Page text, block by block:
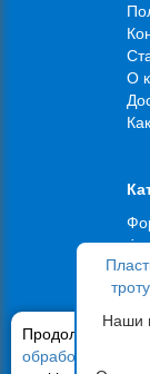
Наши
О
Продолжая
обработку